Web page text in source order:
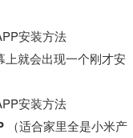
就会出现一个刚才安
（适合家里全是小米产